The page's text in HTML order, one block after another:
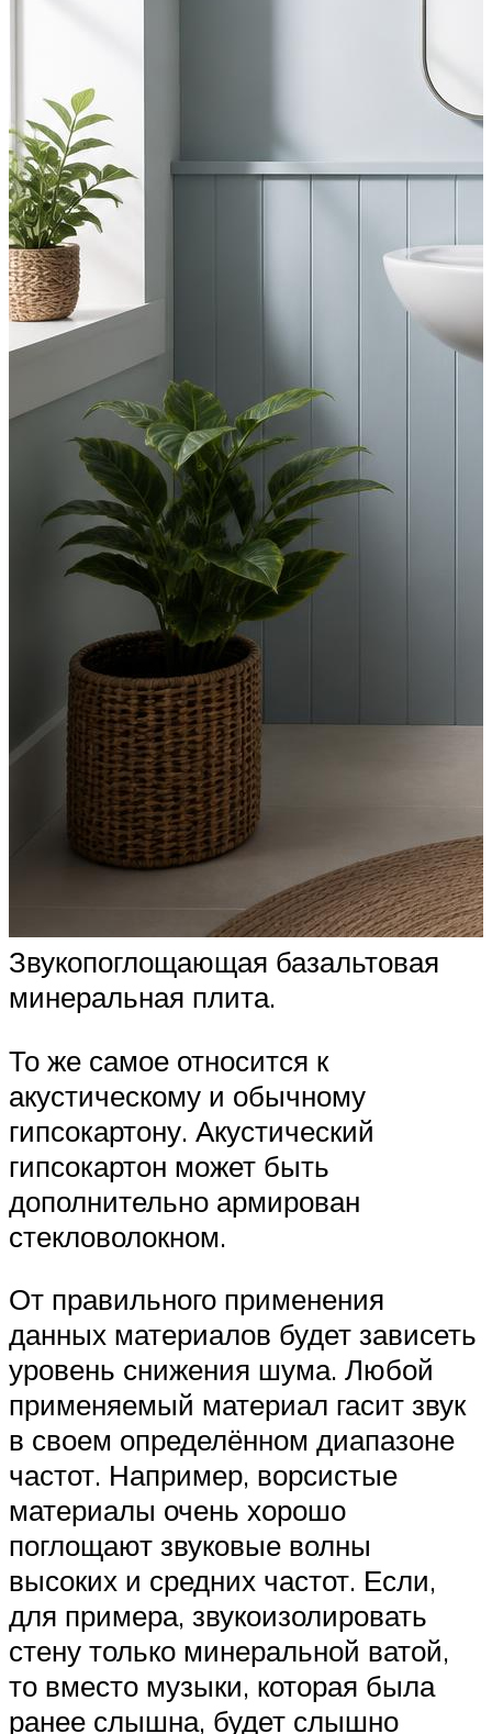
Звукопоглощающая базальтовая
минеральная плита.
То же самое относится к
акустическому и обычному
гипсокартону. Акустический
гипсокартон может быть
дополнительно армирован
стекловолокном.
От правильного применения
данных материалов будет зависеть
уровень снижения шума. Любой
применяемый материал гасит звук
в своем определённом диапазоне
частот. Например, ворсистые
материалы очень хорошо
поглощают звуковые волны
высоких и средних частот. Если,
для примера, звукоизолировать
стену только минеральной ватой,
то вместо музыки, которая была
ранее слышна, будет слышно